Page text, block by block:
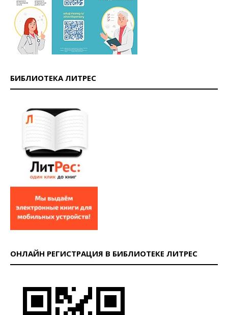
БИБЛИОТЕКА ЛИТРЕС
ОНЛАЙН РЕГИСТРАЦИЯ В БИБЛИОТЕКЕ ЛИТРЕС